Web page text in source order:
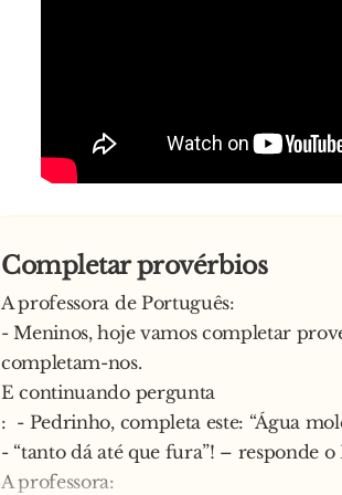
Completar provérbios
A professora de Português:
- Meninos, hoje vamos completar
completam-nos.
E continuando pergunta
: - Pedrinho, completa este: “Água
- “tanto dá até que fura”! – responde
A professora: